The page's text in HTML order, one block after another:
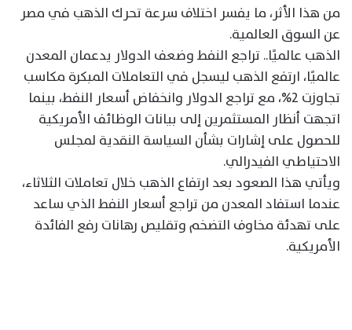
من هذا الأثر، ما يفسر اختلاف سرعة تحرك الذهب في مصر
عن السوق العالمية.
الذهب عالميًا.. تراجع النفط وضعف الدولار يدعمان المعدن
عالميًا، ارتفع الذهب ليسجل في التعاملات المبكرة مكاسب
تجاوزت 2%، مع تراجع الدولار وانخفاض أسعار النفط، بينما
اتجهت أنظار المستثمرين إلى بيانات الوظائف الأمريكية
للحصول على إشارات بشأن السياسة النقدية لمجلس
الاحتياطي الفيدرالي.
ويأتي هذا الصعود بعد ارتفاع الذهب خلال تعاملات الثلاثاء،
عندما استفاد المعدن من تراجع أسعار النفط الذي ساعد
على تهدئة مخاوف التضخم وتقليص رهانات رفع الفائدة
الأمريكية.